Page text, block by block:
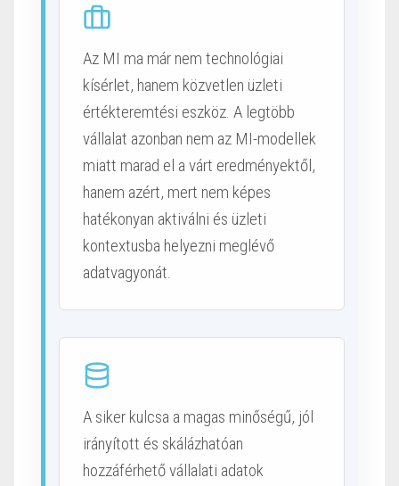
Az MI ma már nem technológiai
kísérlet, hanem közvetlen üzleti
értékteremtési eszköz. A legtöbb
vállalat azonban nem az MI-modellek
miatt marad el a várt eredményektől,
hanem azért, mert nem képes
hatékonyan aktiválni és üzleti
kontextusba helyezni meglévő
adatvagyonát.
A siker kulcsa a magas minőségű, jól
irányított és skálázhatóan
hozzáférhető vállalati adatok